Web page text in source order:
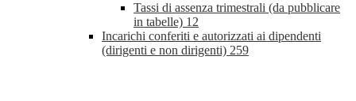
Tassi di assenza trimestrali (da pubblicare
in tabelle) 12
Incarichi conferiti e autorizzati ai dipendenti
(dirigenti e non dirigenti) 259